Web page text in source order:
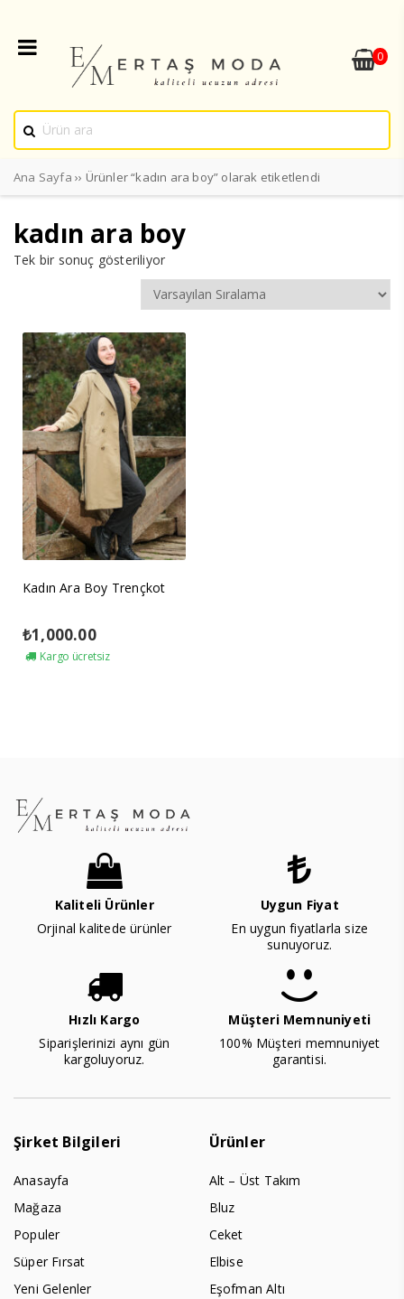
0
Ana Sayfa ›› Ürünler “kadın ara boy” olarak etiketlendi
kadın ara boy
Tek bir sonuç gösteriliyor
Kadın Ara Boy Trençkot
₺1,000.00
Kargo ücretsiz
Kaliteli Ürünler
Orjinal kalitede ürünler
Uygun Fiyat
En uygun fiyatlarla size
sunuyoruz.
Hızlı Kargo
Siparişlerinizi aynı gün
kargoluyoruz.
Müşteri Memnuniyeti
100% Müşteri memnuniyet
garantisi.
Şirket Bilgileri
Anasayfa
Mağaza
Populer
Süper Fırsat
Yeni Gelenler
Ürünler
Alt – Üst Takım
Bluz
Ceket
Elbise
Eşofman Altı